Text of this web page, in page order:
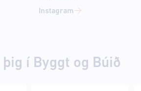
Instagram
í Byggt og Búið